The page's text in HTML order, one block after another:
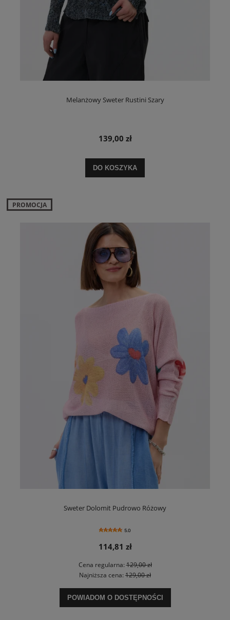
Melanżowy Sweter Rustini Szary
139,00 zł
DO KOSZYKA
Sweter Dolomit Pudrowo Różowy
5.0
114,81 zł
Cena regularna:129,00 zł
Najniższa cena: 129,00 zł
POWIADOM O DOSTĘPNOŚCI
PROMOCJA